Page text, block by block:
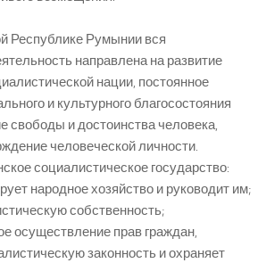
Республике Румынии вся
направлена на развитие
нации, постоянное
и культурного благосостояния
свободы и достоинства человека,
человеческой личности.
социалистическое государство:
народное хозяйство и руководит им;
собственность;
осуществление прав граждан,
законность и охраняет